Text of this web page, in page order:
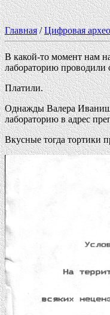
Главная/Цифровая
В какой-то момент нам
лабораторию проводили
Платили.
Однажды Валера
лабораторию в адрес
Вкусные тогда тортики